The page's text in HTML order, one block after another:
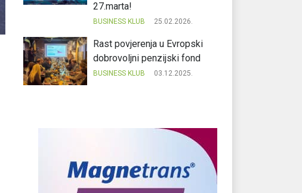
27.marta!
BUSINESS KLUB 25.02.2026.
Rast povjerenja u Evropski
dobrovoljni penzijski fond
BUSINESS KLUB 03.12.2025.